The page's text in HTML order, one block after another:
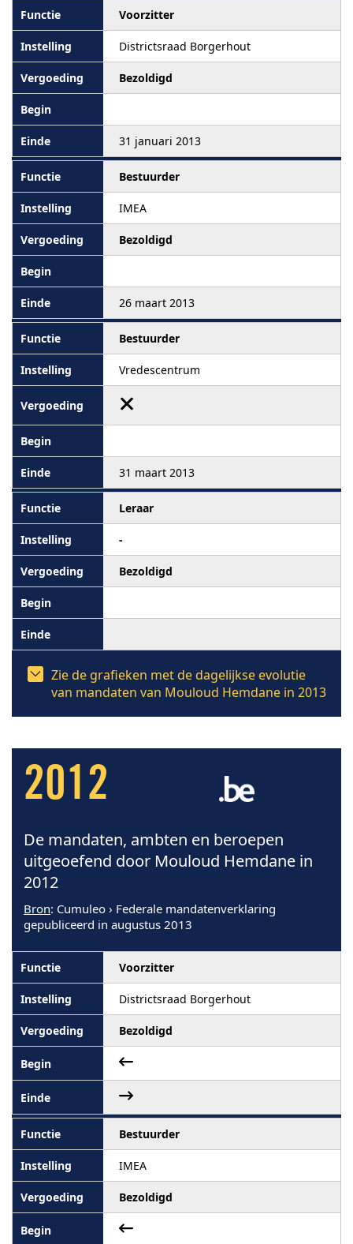
Voorzitter
Districtsraad Borgerhout
Bezoldigd
31 januari 2013
Bestuurder
IMEA
Bezoldigd
26 maart 2013
Bestuurder
Vredescentrum
31 maart 2013
Leraar
-
Bezoldigd
Zie de grafieken met de dagelijkse evolutie
van mandaten van Mouloud Hemdane in 2013
2012
De mandaten, ambten en beroepen
uitgeoefend door Mouloud Hemdane in
2012
Bron: Cumuleo › Federale mandatenverklaring
gepubliceerd in augustus 2013
Voorzitter
Districtsraad Borgerhout
Bezoldigd
Bestuurder
IMEA
Bezoldigd